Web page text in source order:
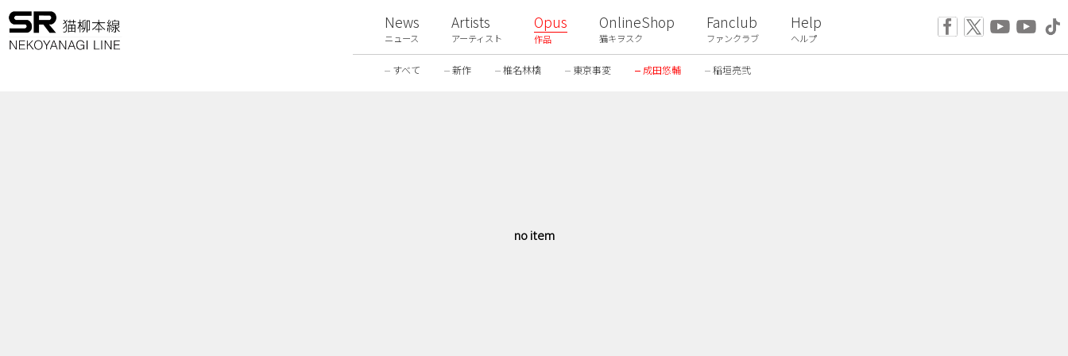
News
ニュース
Artists
アーティスト
Opus
作品
OnlineShop
猫キヲスク
Fanclub
ファンクラブ
Help
ヘルプ
すべて 新作 椎名林檎 東京事変 成田悠輔 稲垣亮弐
no item